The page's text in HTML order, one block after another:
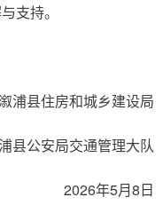
支持。
溆浦县住房和城乡建设局
县公安局交通管理大队
2026年5月8日